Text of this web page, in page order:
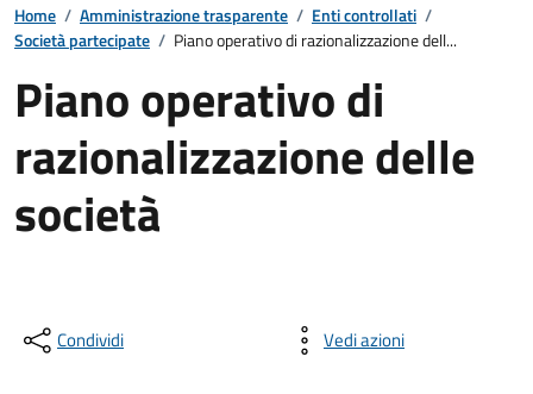
Home / Amministrazione trasparente / Enti controllati /
Società partecipate / Piano operativo di razionalizzazione dell...
Piano operativo di
razionalizzazione delle
società
Condividi Vedi azioni